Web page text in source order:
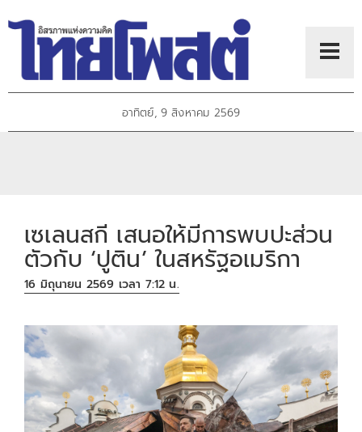
อาทิตย์, 9 สิงหาคม 2569
เซเลนสกี เสนอให้มีการพบปะส่วน
ตัวกับ ‘ปูติน’ ในสหรัฐอเมริกา
16 มิถุนายน 2569 เวลา 7:12 น.